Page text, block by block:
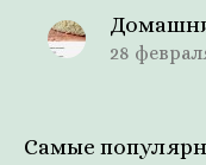
28
Самые